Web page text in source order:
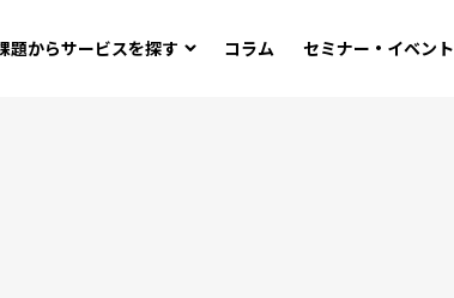
題からサービスを探す コラム セミナー・イベント